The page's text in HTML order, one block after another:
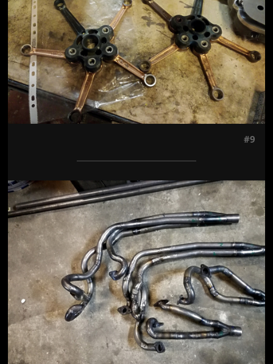
#9
Jön még kép!